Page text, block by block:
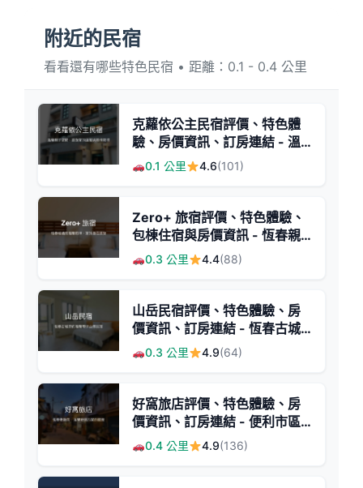
附近的民宿
看看還有哪些特色民宿 • 距離：0.1 - 0.4 公里
克蘿依公主民宿評價、特色體
驗、房價資訊、訂房連結 - 溫
馨親子住宿首選
0.1 公里 4.6(101)
Zero+ 旅宿評價、特色體驗、
包棟住宿與房價資訊 - 恆春親
子與好友首選
0.3 公里 4.4(88)
山岳民宿評價、特色體驗、房
價資訊、訂房連結 - 恆春古城
旁環保文青住宿
0.3 公里 4.9(64)
好窩旅店評價、特色體驗、房
價資訊、訂房連結 - 便利市區
溫馨住宿
0.4 公里 4.9(136)